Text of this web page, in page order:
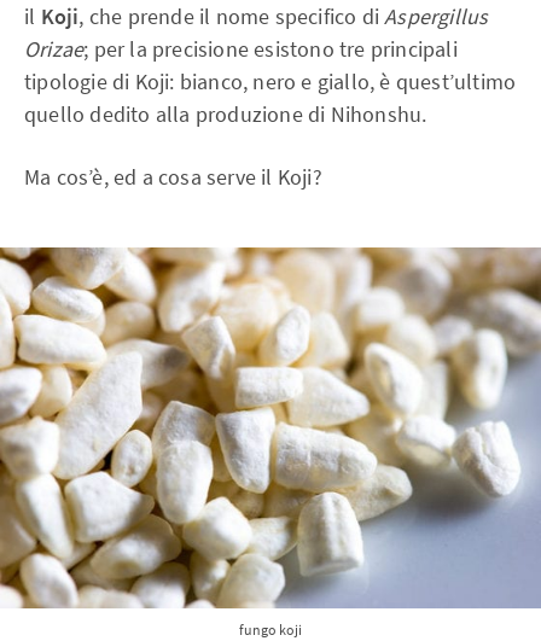
il Koji, che prende il nome specifico diAspergillus
Orizae; per la precisione esistono tre principali
tipologie di Koji: bianco, nero e giallo, è quest’ultimo
quello dedito alla produzione di Nihonshu.
Ma cos’è, ed a cosa serve il Koji?
fungo koji